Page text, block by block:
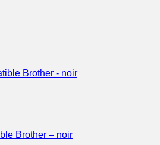
Brother – noir